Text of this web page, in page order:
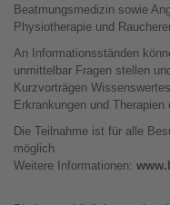
Beatmungsmedizin sowie
Physiotherapie und
An Informationsständen
unmittelbar Fragen stellen
Kurzvorträgen
Erkrankungen und Therapien
Die Teilnahme ist für alle
möglich.
Weitere Informationen: